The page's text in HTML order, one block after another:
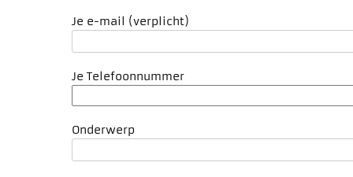
Je e-mail (verplicht)
Je Telefoonnummer
Onderwerp